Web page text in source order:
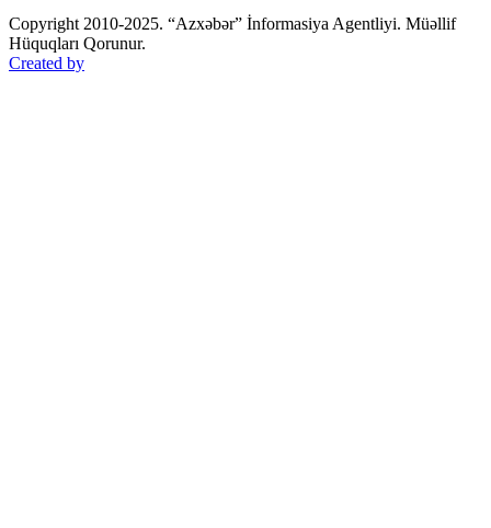
Copyright 2010-2025. “Azxəbər” İnformasiya Agentliyi. Müəllif
Hüquqları Qorunur.
Created by